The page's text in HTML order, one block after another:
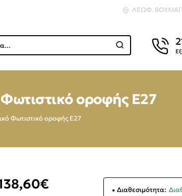
ΛΕΩΦ.
οροφής Ε27
Φωτιστικό οροφής Ε27
Διαθεσιμότητα: